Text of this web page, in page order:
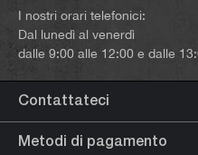
I nostri orari telefonici:
Dal lunedì al venerdì
dalle 9:00 alle 12:00 e dalle
Contattateci
Metodi di pagamento